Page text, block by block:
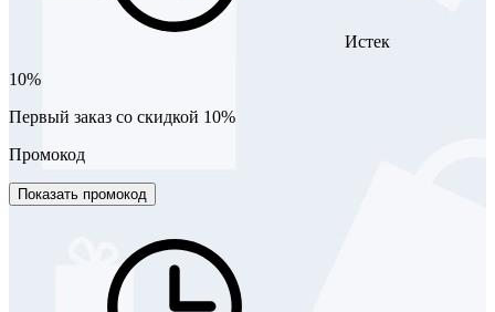
Истек
10%
Первый заказ со скидкой 10%
Промокод
Показать промокод